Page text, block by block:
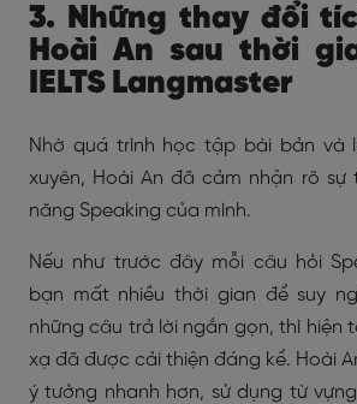
3. Những thay đổi
Hoài An sau thời
IELTS Langmaster
Nhờ quá trình học tập bài bản và
xuyên, Hoài An đã cảm nhận rõ
năng Speaking của mình.
Nếu như trước đây mỗi câu hỏi
bạn mất nhiều thời gian để suy
những câu trả lời ngắn gọn, thì hiện
xạ đã được cải thiện đáng kể. Hoài
ý tưởng nhanh hơn, sử dụng từ